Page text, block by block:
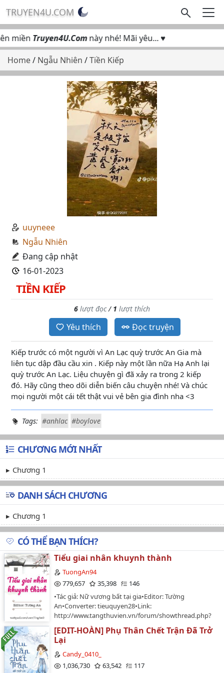
TRUYEN4U.COM
miềnTruyen4U.Comnày nhé! Mãi yêu... ♥
Home/ Ngẫu Nhiên /Tiền Kiếp
uuyneee
Ngẫu Nhiên
Đang cập nhật
16-01-2023
TIỀN KIẾP
6 lượt đọc/ 1 lượt thích
Yêu thích Đọc truyện
Kiếp trước có một người vì An Lạc quỳ trước An Gia mà
liên tục dập đầu cầu xin . Kiếp này một lần nữa Hạ Anh lại
quỳ trước An Lạc. Liệu chuyện gì đã xảy ra trong 2 kiếp
đó. Hãy cũng theo dõi diễn biến câu chuyện nhé! Và chúc
mọi người một cái tết thật vui vẻ bên gia đình nha <3
Tags: #anhlac #boylove
CHƯƠNG MỚI NHẤT
Chương 1
DANH SÁCH CHƯƠNG
Chương 1
CÓ THỂ BẠN THÍCH?
Tiểu giai nhân khuynh thành
TuongAn94
779,657
35,398
146
•Tác giả: Nữ vương bất tại gia•Editor: Tường
An•Converter: tieuquyen28•Link:
http://www.tangthuvien.vn/forum/showthread.php?
t=150288•Văn án:Đời trước nàng là cháu dâu hắn, gọi
hắn Thất thúc.Đời này nàng là tiểu kiều nương của
hắn, vẫn như cũ gọi hắn Thất thúc."Nhị đường ca thật
sủng nhị đường tẩu." Nàng vừa thêu khăn, vừa nhớ tới
chuyện ban ngày, liền thuận miệng nói như vậy."Nếu
[EDIT-HOÀN] Phụ Thân Chết Trận Đã Trở
Lại
Candy_0410_
1,036,730
63,542
117